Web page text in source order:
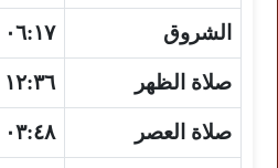
الشروق ٠٦:١٧ ص
صلاة الظهر ١٢:٣٦ م
صلاة العصر ٠٣:٤٨ م